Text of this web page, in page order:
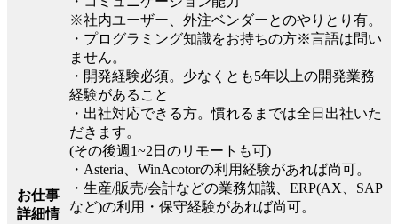
お仕事
詳細情
※社内ユーザー、外注ベンダーとのやりとり有。
・プログラミング知識をお持ちの方※言語は問い
ません。
・開発経験必須。少なくとも5年以上の開発業務
経験があること
・出社対応できる方。慣れるまでは全日出社いた
だきます。
(その後週1~2日のリモートも可)
・Asteria、WinAcotorの利用経験があれば尚可。
・生産/販売/会計などの業務知識、ERP(AX、SAP
など)の利用・保守経験があれば尚可。